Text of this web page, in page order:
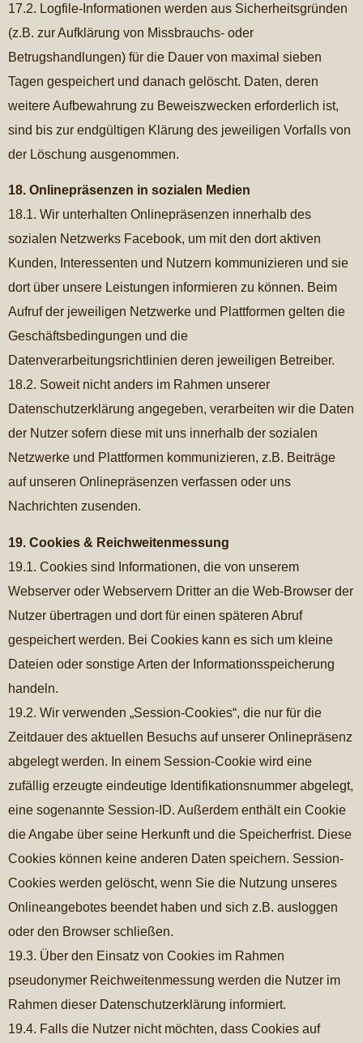
17.2. Logfile-Informationen werden aus Sicherheitsgründen
(z.B. zur Aufklärung von Missbrauchs- oder
Betrugshandlungen) für die Dauer von maximal sieben
Tagen gespeichert und danach gelöscht. Daten, deren
weitere Aufbewahrung zu Beweiszwecken erforderlich ist,
sind bis zur endgültigen Klärung des jeweiligen Vorfalls von
der Löschung ausgenommen.
18. Onlinepräsenzen in sozialen Medien
18.1. Wir unterhalten Onlinepräsenzen innerhalb des
sozialen Netzwerks Facebook, um mit den dort aktiven
Kunden, Interessenten und Nutzern kommunizieren und sie
dort über unsere Leistungen informieren zu können. Beim
Aufruf der jeweiligen Netzwerke und Plattformen gelten die
Geschäftsbedingungen und die
Datenverarbeitungsrichtlinien deren jeweiligen Betreiber.
18.2. Soweit nicht anders im Rahmen unserer
Datenschutzerklärung angegeben, verarbeiten wir die Daten
der Nutzer sofern diese mit uns innerhalb der sozialen
Netzwerke und Plattformen kommunizieren, z.B. Beiträge
auf unseren Onlinepräsenzen verfassen oder uns
Nachrichten zusenden.
19. Cookies & Reichweitenmessung
19.1. Cookies sind Informationen, die von unserem
Webserver oder Webservern Dritter an die Web-Browser der
Nutzer übertragen und dort für einen späteren Abruf
gespeichert werden. Bei Cookies kann es sich um kleine
Dateien oder sonstige Arten der Informationsspeicherung
handeln.
19.2. Wir verwenden „Session-Cookies“, die nur für die
Zeitdauer des aktuellen Besuchs auf unserer Onlinepräsenz
abgelegt werden. In einem Session-Cookie wird eine
zufällig erzeugte eindeutige Identifikationsnummer abgelegt,
eine sogenannte Session-ID. Außerdem enthält ein Cookie
die Angabe über seine Herkunft und die Speicherfrist. Diese
Cookies können keine anderen Daten speichern. Session-
Cookies werden gelöscht, wenn Sie die Nutzung unseres
Onlineangebotes beendet haben und sich z.B. ausloggen
oder den Browser schließen.
19.3. Über den Einsatz von Cookies im Rahmen
pseudonymer Reichweitenmessung werden die Nutzer im
Rahmen dieser Datenschutzerklärung informiert.
19.4. Falls die Nutzer nicht möchten, dass Cookies auf